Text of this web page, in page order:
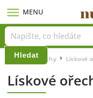
Hledat
Domů / Ořechy / Lískové
Lískové